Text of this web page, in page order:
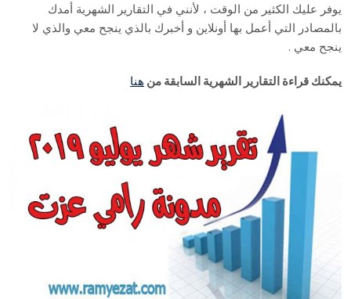
يوفر عليك الكثير من الوقت ، لأنني في التقارير الشهرية أمدك
بالمصادر التي أعمل بها أونلاين و أخبرك بالذي ينجح معي والذي لا
ينجح معي .
يمكنك قراءة التقارير الشهرية السابقة من هنا